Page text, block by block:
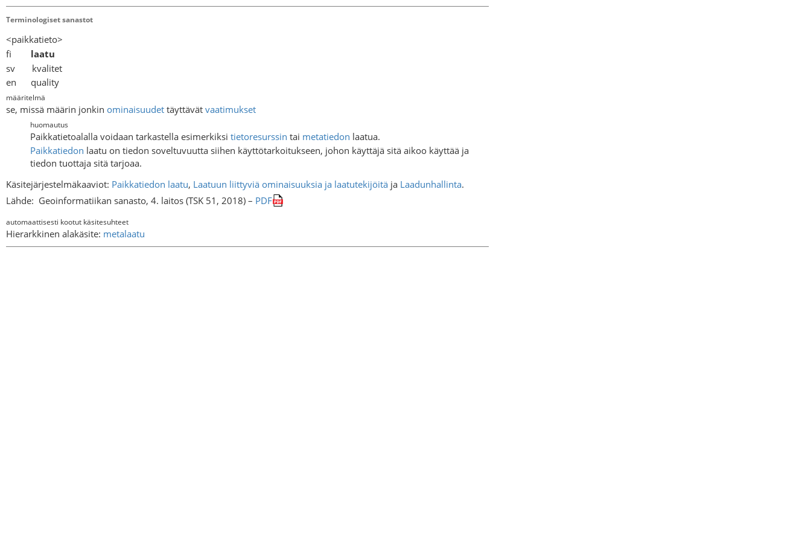
Terminologiset sanastot
<paikkatieto>
fi laatu
sv kvalitet
en quality
määritelmä
se, missä määrin jonkin ominaisuudet täyttävät vaatimukset
huomautus
Paikkatietoalalla voidaan tarkastella esimerkiksi tietoresurssin tai metatiedon laatua.
Paikkatiedon laatu on tiedon soveltuvuutta siihen käyttötarkoitukseen, johon käyttäjä sitä aikoo käyttää ja
tiedon tuottaja sitä tarjoaa.
Käsitejärjestelmäkaaviot: Paikkatiedon laatu, Laatuun liittyviä ominaisuuksia ja laatutekijöitä ja Laadunhallinta.
Lähde: Geoinformatiikan sanasto, 4. laitos (TSK 51, 2018) – PDF
automaattisesti kootut käsitesuhteet
Hierarkkinen alakäsite: metalaatu